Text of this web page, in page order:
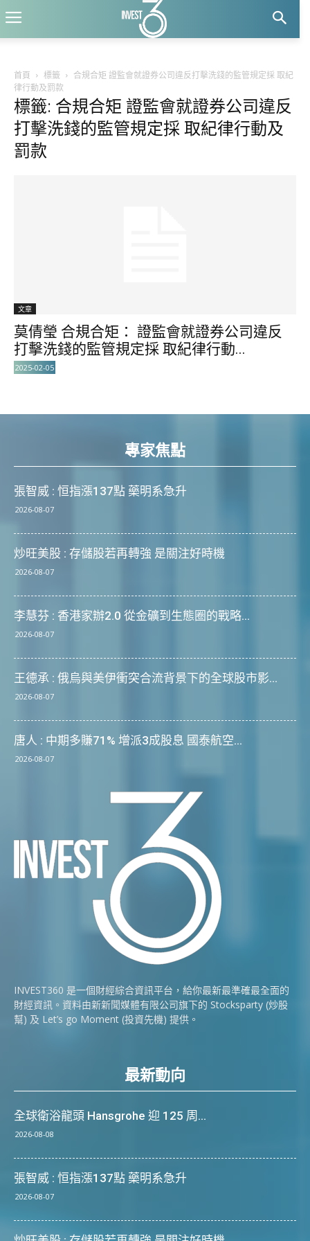
首頁 標籤
合規合矩 證監會就證券公司違反打擊洗錢的監管規定採 取紀
律行動及罰款
標籤: 合規合矩 證監會就證券公司違反
打擊洗錢的監管規定採 取紀律行動及
罰款
文章
莫倩瑩 合規合矩： 證監會就證券公司違反
打擊洗錢的監管規定採 取紀律行動...
2025-02-05
專家焦點
張智威 : 恒指漲137點 藥明系急升
2026-08-07
炒旺美股 : 存儲股若再轉強 是關注好時機
2026-08-07
李慧芬 : 香港家辦2.0 從金礦到生態圈的戰略...
2026-08-07
王德承 : 俄烏與美伊衝突合流背景下的全球股市影...
2026-08-07
唐人 : 中期多賺71% 增派3成股息 國泰航空...
2026-08-07
INVEST360 是一個財經綜合資訊平台，給你最新最準確最全面的
財經資訊。資料由新新聞媒體有限公司旗下的 Stocksparty (炒股
幫) 及 Let’s go Moment (投資先機) 提供。
最新動向
全球衛浴龍頭 Hansgrohe 迎 125 周...
2026-08-08
張智威 : 恒指漲137點 藥明系急升
2026-08-07